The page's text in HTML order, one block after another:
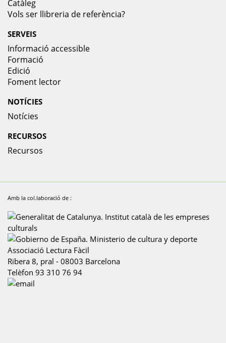
Catàleg
Vols ser llibreria de referència?
SERVEIS
Informació accessible
Formació
Edició
Foment lector
NOTÍCIES
Notícies
RECURSOS
Recursos
Amb la col.laboració de :
Associació Lectura Fàcil
Ribera 8, pral - 08003 Barcelona
Telèfon 93 310 76 94